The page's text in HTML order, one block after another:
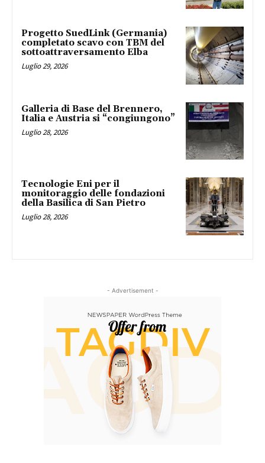
Progetto SuedLink (Germania)
completato scavo con TBM del
sottoattraversamento Elba
Luglio 29, 2026
Galleria di Base del Brennero,
Italia e Austria si “congiungono”
Luglio 28, 2026
Tecnologie Eni per il
monitoraggio delle fondazioni
della Basilica di San Pietro
Luglio 28, 2026
- Advertisement -